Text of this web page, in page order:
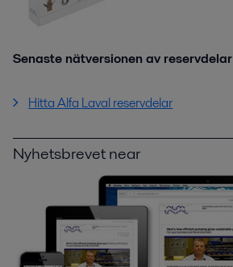
Senaste nätversionen av reservdelar
Hitta Alfa Laval reservdelar
Nyhetsbrevet near